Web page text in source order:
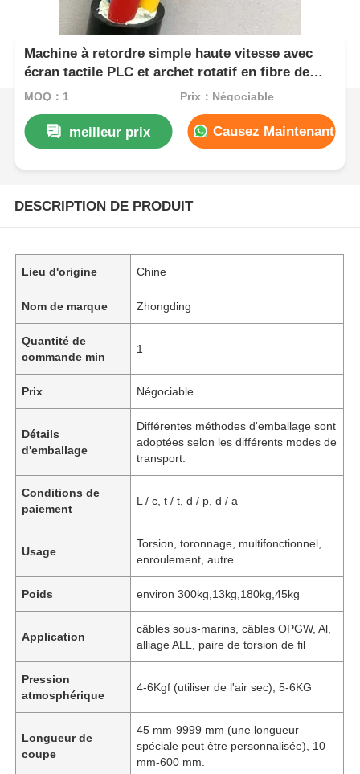
Machine à retordre simple haute vitesse avec
écran tactile PLC et archet rotatif en fibre de
carbone
MOQ：1 Prix：Négociable
meilleur prix Causez Maintenant
DESCRIPTION DE PRODUIT
Lieu d'origine Chine
Nom de marque Zhongding
Quantité de
commande min
1
Prix Négociable
Détails
d'emballage
Différentes méthodes d'emballage sont
adoptées selon les différents modes de
transport.
Conditions de
paiement
L / c, t / t, d / p, d / a
Usage
Torsion, toronnage, multifonctionnel,
enroulement, autre
Poids environ 300kg,13kg,180kg,45kg
Application
câbles sous-marins, câbles OPGW, Al,
alliage ALL, paire de torsion de fil
Pression
atmosphérique
4-6Kgf (utiliser de l'air sec), 5-6KG
Longueur de
coupe
45 mm-9999 mm (une longueur
spéciale peut être personnalisée), 10
mm-600 mm.